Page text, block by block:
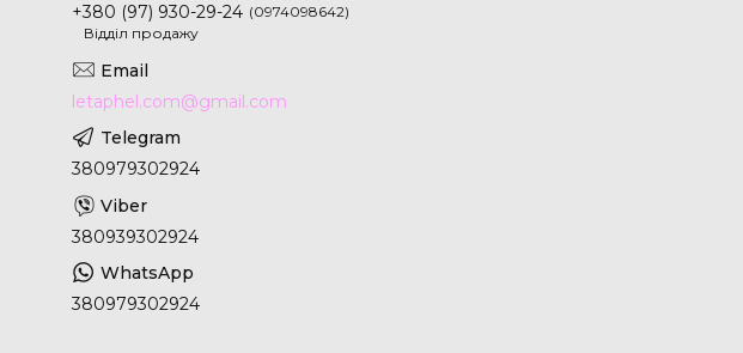
+380 (97) 930-29-24
0974098642
Відділ продажу
letaphel.com@gmail.com
380979302924
380939302924
380979302924